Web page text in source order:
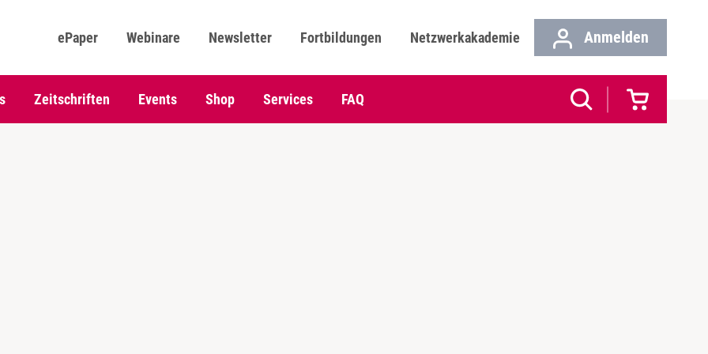
ePaper Webinare Newsletter Fortbildungen Netzwerkakademie Anmelden
Zeitschriften Events Shop Services FAQ